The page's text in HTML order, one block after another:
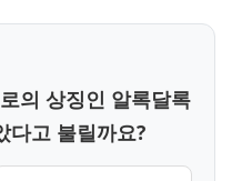
의 상징인 알록달록
다고 불릴까요?